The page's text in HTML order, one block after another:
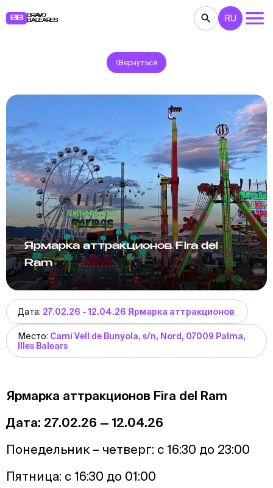
BB
BRAVO
BALEARES
КОНЦЕРТЫ ТЕАТР
ВЕЧЕРИНКИ
ДЕТЯМ BB NOTE
RU
Вернуться
Ярмарка аттракционов Fira del
Ram
Дата: 27.02.26 - 12.04.26 Ярмарка аттракционов
Место: Camí Vell de Bunyola, s/n, Nord, 07009 Palma,
Illes Balears
Ярмарка аттракционов Fira del Ram
Дата: 27.02.26 — 12.04.26
Понедельник – четверг: с 16:30 до 23:00
Пятница: с 16:30 до 01:00